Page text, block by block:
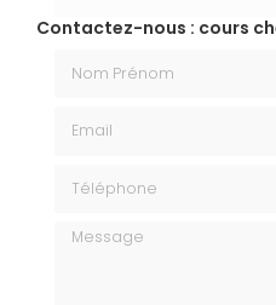
Contactez-nous : cours
Message